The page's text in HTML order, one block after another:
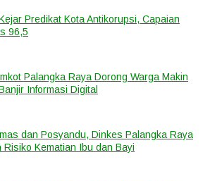
Predikat Kota Antikorupsi, Capaian
96,5
Palangka Raya Dorong Warga Makin
Informasi Digital
dan Posyandu, Dinkes Palangka Raya
Risiko Kematian Ibu dan Bayi